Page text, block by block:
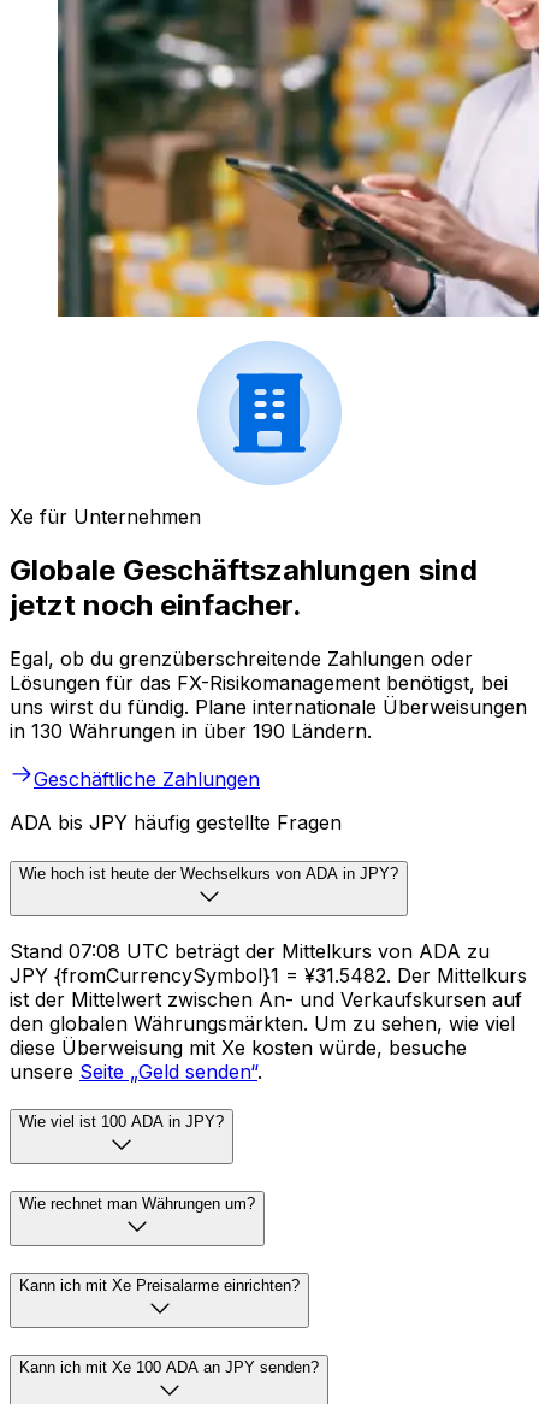
Xe für Unternehmen
Globale Geschäftszahlungen sind
jetzt noch einfacher.
Egal, ob du grenzüberschreitende Zahlungen oder
Lösungen für das FX-Risikomanagement benötigst, bei
uns wirst du fündig. Plane internationale Überweisungen
in 130 Währungen in über 190 Ländern.
Geschäftliche Zahlungen
ADA bis JPY häufig gestellte Fragen
Wie hoch ist heute der Wechselkurs von ADA in JPY?
Stand 07:08 UTC beträgt der Mittelkurs von ADA zu
JPY {fromCurrencySymbol}1 = ¥31.5482. Der Mittelkurs
ist der Mittelwert zwischen An- und Verkaufskursen auf
den globalen Währungsmärkten. Um zu sehen, wie viel
diese Überweisung mit Xe kosten würde, besuche
unsere Seite „Geld senden“.
Wie viel ist 100 ADA in JPY?
Wie rechnet man Währungen um?
Kann ich mit Xe Preisalarme einrichten?
Kann ich mit Xe 100 ADA an JPY senden?